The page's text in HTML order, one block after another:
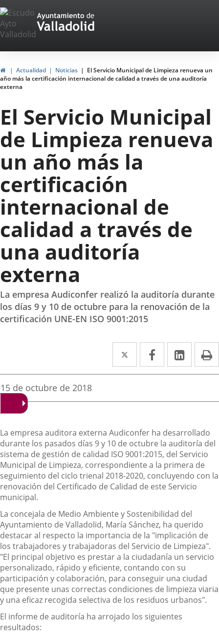
Saltar al contenido
Portal
Web
del
Ayuntamiento
de
Valladolid
InicioActualidad Noticias
El Servicio Municipal de Limpieza renueva un
año más la certificación internacional de calidad a través de una auditoría
externa
El Servicio Municipal
de Limpieza renueva
un año más la
certificación
internacional de
calidad a través de
una auditoría
externa
La empresa Audiconfer realizó la auditoría durante
los días 9 y 10 de octubre para la renovación de la
certificación UNE-EN ISO 9001:2015
Twitter
Enlace
a
aplicación
Facebook
Enlace
a
aplicación
Enlace
a
Fecha
de
noticia
15 de octubre de 2018
Descripción
La empresa auditora externa Audiconfer ha desarrollado
durante los pasados días 9 y 10 de octubre la auditoría del
sistema de gestión de calidad ISO 9001:2015, del Servicio
Municipal de Limpieza, correspondiente a la primera de
seguimiento del ciclo trienal 2018-2020, concluyendo con la
renovación del Certificado de Calidad de este Servicio
municipal.
La concejala de Medio Ambiente y Sostenibilidad del
Ayuntamiento de Valladolid, María Sánchez, ha querido
destacar al respecto la importancia de la "implicación de
los trabajadores y trabajadoras del Servicio de Limpieza".
"El principal objetivo es prestar a la ciudadanía un servicio
personalizado, rápido y eficiente, contando con su
participación y colaboración, para conseguir una ciudad
que presente unas correctas condiciones de limpieza viaria
y una eficaz recogida selectiva de los residuos urbanos".
El informe de auditoría ha arrojado los siguientes
resultados: